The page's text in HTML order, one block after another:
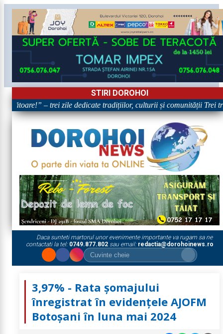
STIRI DOROHOI
– trei zile dedicate tradițiilor, culturii și comunității Trei
Daca sunteti martorul unor evenimente importante va rugam sa ne
contactati la tel: 0749.877.802sau email: redactia@dorohoinews.ro
3,97% - Rata șomajului
înregistrat în evidențele AJOFM
Botoșani în luna mai 2024